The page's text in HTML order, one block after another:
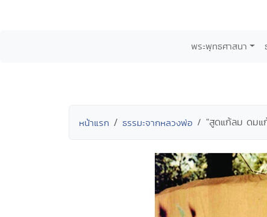
พระพุทธศาสนา
หน้าแรก ธรรมะจากหลวงพ่อ "สูดแก้ลม ดมแ